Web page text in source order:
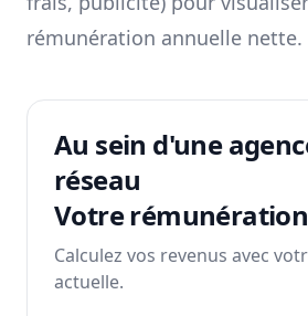
rémunération annuelle nette.
Au sein d'une
réseau
Votre
Calculez vos revenus avec
actuelle.